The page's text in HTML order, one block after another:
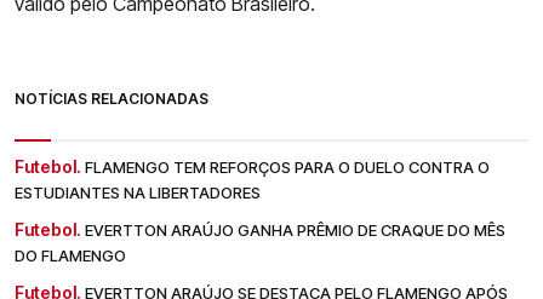
NOTÍCIAS RELACIONADAS
Futebol. FLAMENGO TEM REFORÇOS PARA O DUELO CONTRA O
ESTUDIANTES NA LIBERTADORES
Futebol. EVERTTON ARAÚJO GANHA PRÊMIO DE CRAQUE DO MÊS
DO FLAMENGO
Futebol. EVERTTON ARAÚJO SE DESTACA PELO FLAMENGO APÓS